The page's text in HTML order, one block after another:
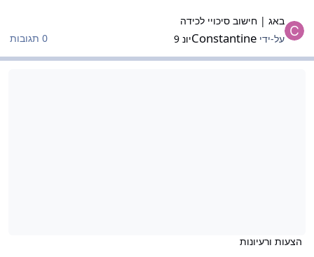
באג | חישוב סיכויי לכידה
על-ידי Constantineיונ 9 0 תגובות
הצעות ורעיונות